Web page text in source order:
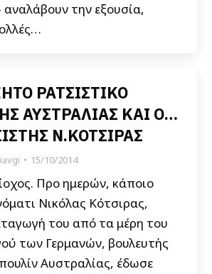
αναλάβουν την εξουσία,
ΡΑΤΣΙΣΤΙΚΟ
ΑΥΣΤΡΑΛΙΑΣ ΚΑΙ Ο…
Ν.ΚΟΤΣΙΡΑΣ
15/10/2014
Προ ημερών, κάποιο
Νικόλας Κότσιρας,
του από τα μέρη του
των Γερμανών, βουλευτής
Αυστραλίας, έδωσε